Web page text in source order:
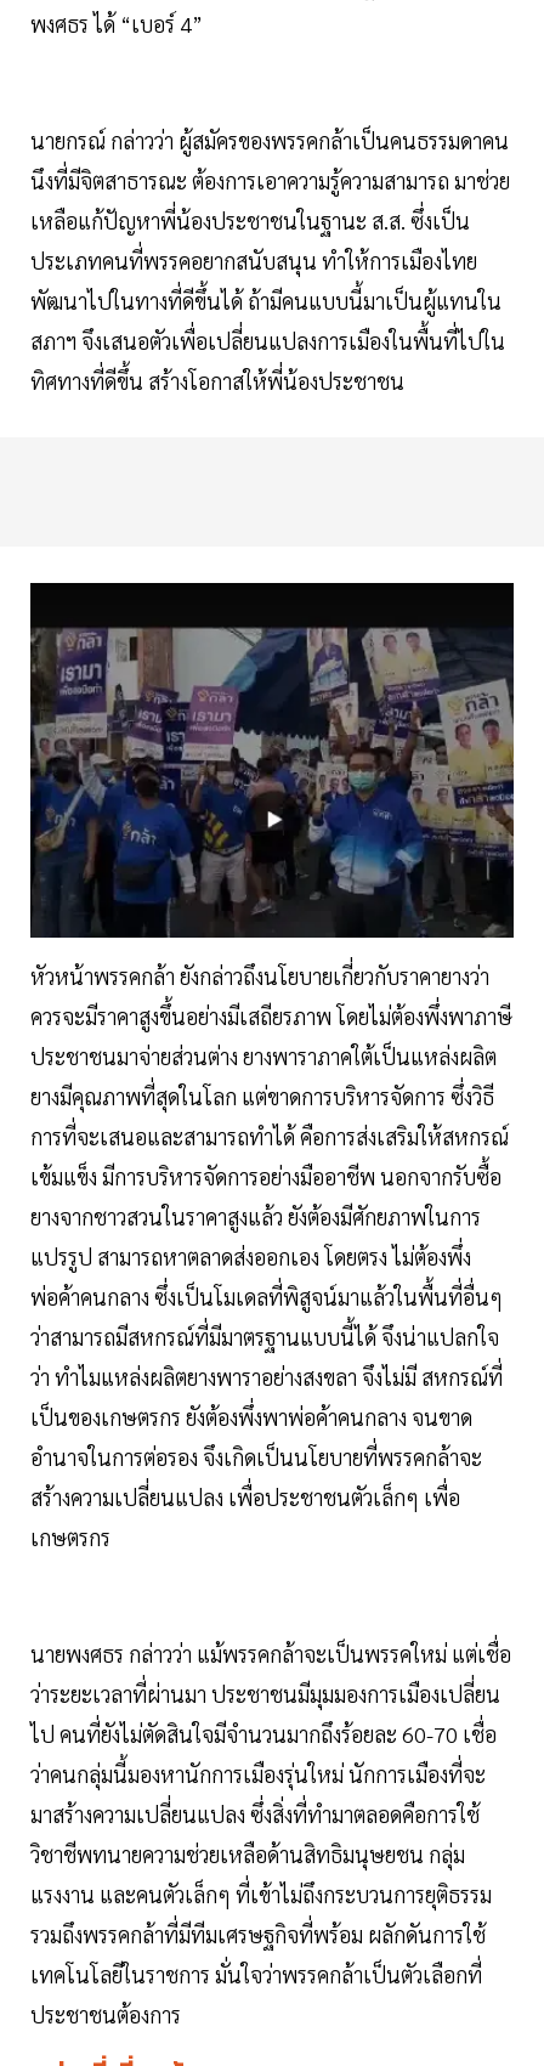
พงศธร ได้ “เบอร์ 4”
นายกรณ์ กล่าวว่า ผู้สมัครของพรรคกล้าเป็นคนธรรมดาคน
นึงที่มีจิตสาธารณะ ต้องการเอาความรู้ความสามารถ มาช่วย
เหลือแก้ปัญหาพี่น้องประชาชนในฐานะ ส.ส. ซึ่งเป็น
ประเภทคนที่พรรคอยากสนับสนุน ทำให้การเมืองไทย
พัฒนาไปในทางที่ดีขึ้นได้ ถ้ามีคนแบบนี้มาเป็นผู้แทนใน
สภาฯ จึงเสนอตัวเพื่อเปลี่ยนแปลงการเมืองในพื้นที่ไปใน
ทิศทางที่ดีขึ้น สร้างโอกาสให้พี่น้องประชาชน
หัวหน้าพรรคกล้า ยังกล่าวถึงนโยบายเกี่ยวกับราคายางว่า
ควรจะมีราคาสูงขึ้นอย่างมีเสถียรภาพ โดยไม่ต้องพึ่งพาภาษี
ประชาชนมาจ่ายส่วนต่าง ยางพาราภาคใต้เป็นแหล่งผลิต
ยางมีคุณภาพที่สุดในโลก แต่ขาดการบริหารจัดการ ซึ่งวิธี
การที่จะเสนอและสามารถทำได้ คือการส่งเสริมให้สหกรณ์
เข้มแข็ง มีการบริหารจัดการอย่างมืออาชีพ นอกจากรับซื้อ
ยางจากชาวสวนในราคาสูงแล้ว ยังต้องมีศักยภาพในการ
แปรรูป สามารถหาตลาดส่งออกเอง โดยตรง ไม่ต้องพึ่ง
พ่อค้าคนกลาง ซึ่งเป็นโมเดลที่พิสูจน์มาแล้วในพื้นที่อื่นๆ
ว่าสามารถมีสหกรณ์ที่มีมาตรฐานแบบนี้ได้ จึงน่าแปลกใจ
ว่า ทำไมแหล่งผลิตยางพาราอย่างสงขลา จึงไม่มี สหกรณ์ที่
เป็นของเกษตรกร ยังต้องพึ่งพาพ่อค้าคนกลาง จนขาด
อำนาจในการต่อรอง จึงเกิดเป็นนโยบายที่พรรคกล้าจะ
สร้างความเปลี่ยนแปลง เพื่อประชาชนตัวเล็กๆ เพื่อ
เกษตรกร
นายพงศธร กล่าวว่า แม้พรรคกล้าจะเป็นพรรคใหม่ แต่เชื่อ
ว่าระยะเวลาที่ผ่านมา ประชาชนมีมุมมองการเมืองเปลี่ยน
ไป คนที่ยังไม่ตัดสินใจมีจำนวนมากถึงร้อยละ 60-70 เชื่อ
ว่าคนกลุ่มนี้มองหานักการเมืองรุ่นใหม่ นักการเมืองที่จะ
มาสร้างความเปลี่ยนแปลง ซึ่งสิ่งที่ทำมาตลอดคือการใช้
วิชาชีพทนายความช่วยเหลือด้านสิทธิมนุษยชน กลุ่ม
แรงงาน และคนตัวเล็กๆ ที่เข้าไม่ถึงกระบวนการยุติธรรม
รวมถึงพรรคกล้าที่มีทีมเศรษฐกิจที่พร้อม ผลักดันการใช้
เทคโนโลยีในราชการ มั่นใจว่าพรรคกล้าเป็นตัวเลือกที่
ประชาชนต้องการ